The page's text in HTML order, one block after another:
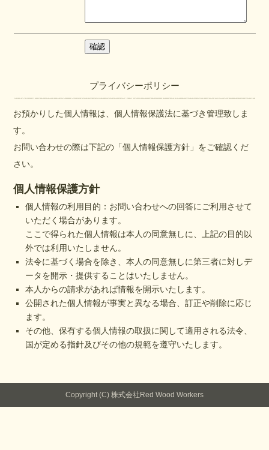
プライバシーポリシー
お預かりした個人情報は、個人情報保護法に基づき管理致しま
す。
お問い合わせの際は下記の「個人情報保護方針」をご確認くだ
さい。
個人情報保護方針
個人情報の利用目的：お問い合わせへの回答にご利用させて
いただく場合があります。
ここで得られた個人情報は本人の同意無しに、上記の目的以
外では利用いたしません。
法令に基づく場合を除き、本人の同意無しに第三者に対しデ
ータを開示・提供することはいたしません。
本人からの請求があれば情報を開示いたします。
公開された個人情報が事実と異なる場合、訂正や削除に応じ
ます。
その他、保有する個人情報の取扱に関して適用される法令、
国が定める指針及びその他の規範を遵守いたします。
Copyright (C) 株式会社Red Wood Workers